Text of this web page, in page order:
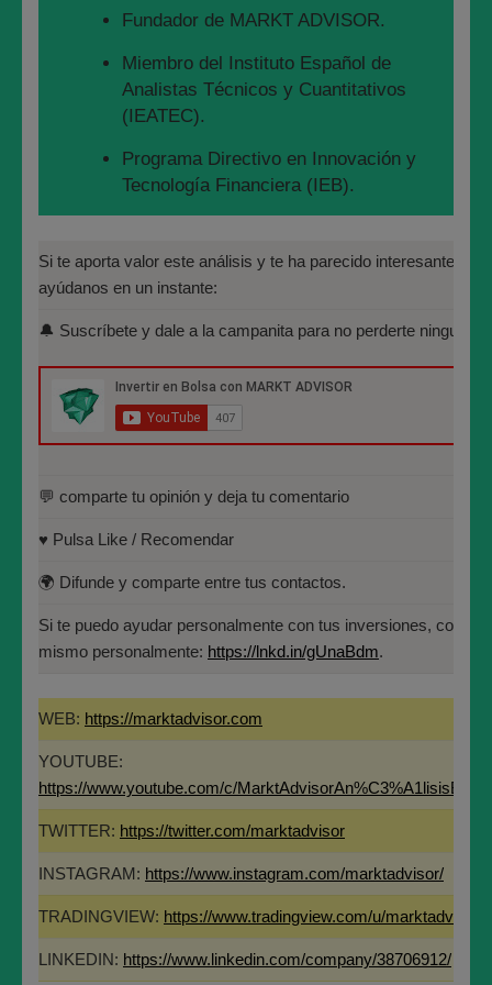
contáctame a mi mismo personalmente:
https://marktadvisor.com
YOUTUBE:
https://www.youtube.com/c/
INSTAGRAM: https://www.instagram.com/marktadvisor/
José María López Higuera
Fundador de MARKT ADVISOR.
Miembro del Instituto Español de Analistas
Técnicos y Cuantitativos (IEATEC).
Programa Directivo en Innovación y
Tecnología Financiera (IEB).
(IEB): Autorizado por la CNMV para el
asesoramiento financiero (MIFID II):
https://www.cnmv.es/portal/Titulos-
Acreditados-Listado.aspx
Especialista en Análisis Técnico y
Politécnica de Madrid(UPM)
Si te aporta valor este análisis y te ha parecido interesante, por
ayúdanos en un instante:
🔔 Suscríbete y dale a la campanita para no perderte ninguno de
💬 comparte tu opinión y deja tu comentario
Fundador de MARKT ADVISOR.
Miembro del Instituto Español de
Analistas Técnicos y Cuantitativos
(IEATEC).
Programa Directivo en Innovación y
Tecnología Financiera (IEB).
Financieros (IEB): Autorizado por la
CNMV para el asesoramiento financiero
https://www.cnmv.es/portal/Titulos-
Especialista en Análisis Técnico y
Cuantitativo (IEB).
Universidad Politécnica de
Si te aporta valor este análisis y te ha parecido interesante, por
ayúdanos en un instante:
🔔 Suscríbete y dale a la campanita para no perderte ninguno
💬 comparte tu opinión y deja tu comentario
♥️ Pulsa Like / Recomendar
🌍 Difunde y comparte entre tus contactos.
Si te puedo ayudar personalmente con tus inversiones,
mismo personalmente: https://lnkd.in/gUnaBdm.
WEB: https://marktadvisor.com
YOUTUBE:
https://www.youtube.com/c/
TWITTER: https://twitter.com/marktadvisor
INSTAGRAM: https://www.instagram.com/marktadvisor/
TRADINGVIEW: https://www.tradingview.com/u/marktadvisor/
LINKEDIN: https://www.linkedin.com/company/38706912/